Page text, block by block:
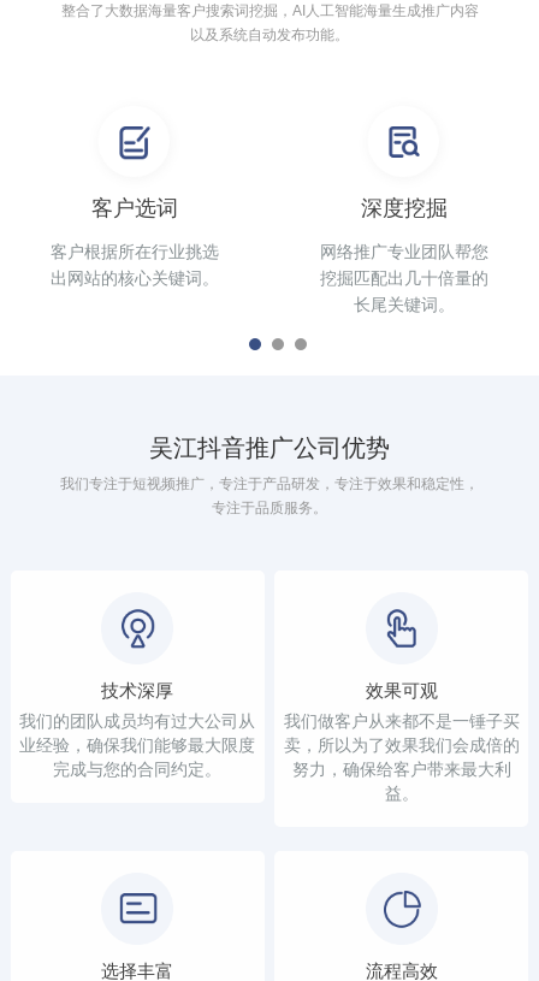
整合了大数据海量客户搜索词挖掘，AI人工智能海量生成推广内容
以及系统自动发布功能。
客户选词
客户根据所在行业挑选
出网站的核心关键词。
深度挖掘
网络推广专业团队帮您
挖掘匹配出几十倍量的
长尾关键词。
吴江抖音推广公司优势
我们专注于短视频推广，专注于产品研发，专注于效果和稳定性，
专注于品质服务。
技术深厚
我们的团队成员均有过大公司从
业经验，确保我们能够最大限度
完成与您的合同约定。
效果可观
我们做客户从来都不是一锤子买
卖，所以为了效果我们会成倍的
努力，确保给客户带来最大利
益。
选择丰富 流程高效